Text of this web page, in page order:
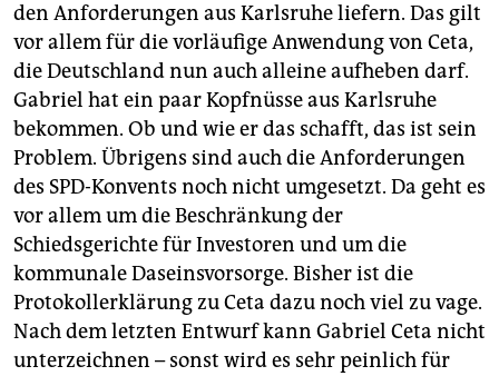
den Anforderungen aus Karlsruhe liefern. Das gilt
vor allem für die vorläufige Anwendung von Ceta,
die Deutschland nun auch alleine aufheben darf.
Gabriel hat ein paar Kopfnüsse aus Karlsruhe
bekommen. Ob und wie er das schafft, das ist sein
Problem. Übrigens sind auch die Anforderungen
des SPD-Konvents noch nicht umgesetzt. Da geht es
vor allem um die Beschränkung der
Schiedsgerichte für Investoren und um die
kommunale Daseinsvorsorge. Bisher ist die
Protokollerklärung zu Ceta dazu noch viel zu vage.
Nach dem letzten Entwurf kann Gabriel Ceta nicht
unterzeichnen – sonst wird es sehr peinlich für